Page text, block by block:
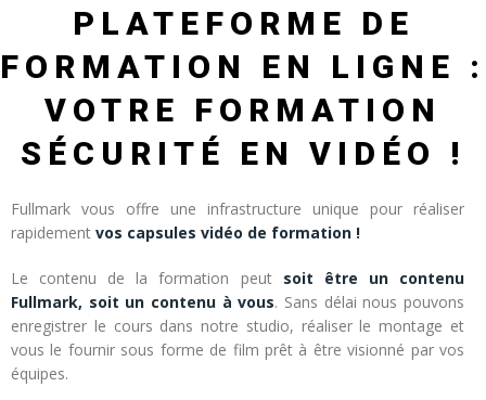
PLATEFORME DE
FORMATION EN LIGNE :
VOTRE FORMATION
SÉCURITÉ EN VIDÉO !
Fullmark vous offre une infrastructure unique pour réaliser
rapidement vos capsules vidéo de formation !
Le contenu de la formation peut soit être un contenu
Fullmark, soit un contenu à vous. Sans délai nous pouvons
enregistrer le cours dans notre studio, réaliser le montage et
vous le fournir sous forme de film prêt à être visionné par vos
équipes.